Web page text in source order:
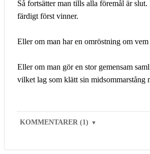
Så fortsätter man tills alla föremål är slut.
färdigt först vinner.
Eller om man har en omröstning om vem
Eller om man gör en stor gemensam
vilket lag som klätt sin midsommarstång
KOMMENTARER (1) ▼